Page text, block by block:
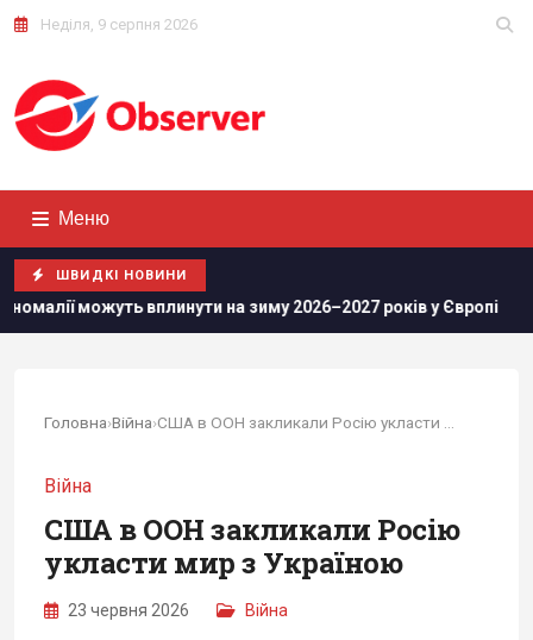
Неділя, 9 серпня 2026
Меню
ШВИДКІ НОВИНИ
вплинути на зиму 2026–2027 років у Європі Росіяни
Головна›Війна›
Війна
США в ООН закликали Росію
укласти мир з Україною
23 червня 2026 Війна